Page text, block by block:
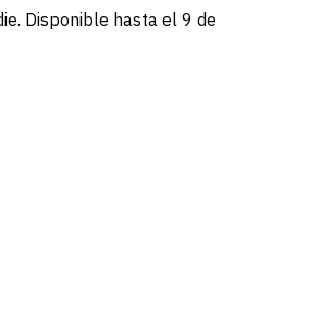
Disponible hasta el 9 de